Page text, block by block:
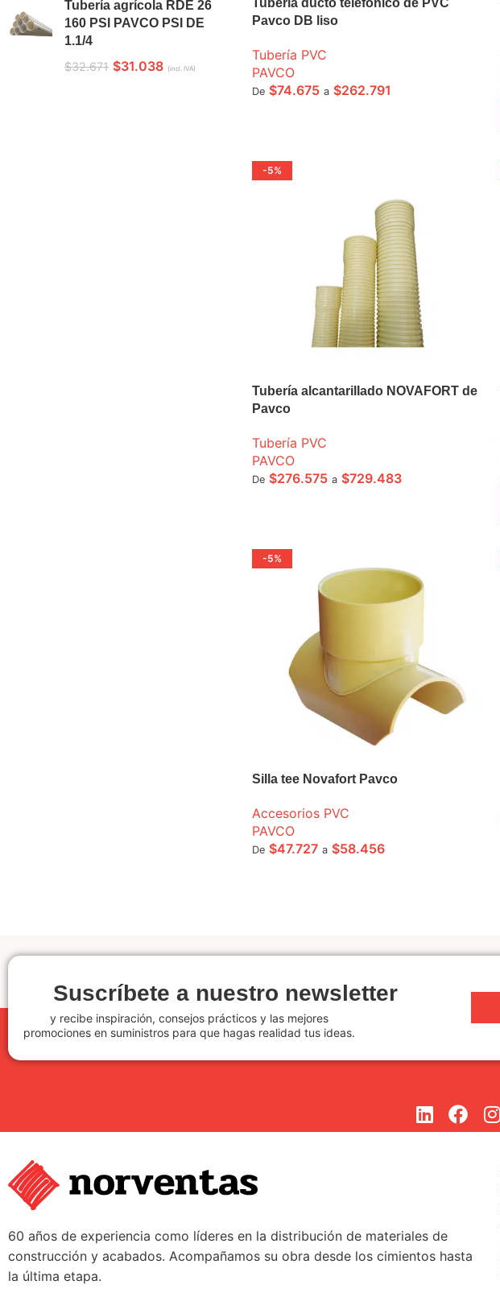
Tubería agrícola RDE 26
160 PSI PAVCO PSI DE
1.1/4
$32.671 $31.038 (incl. IVA)
Tubería ducto telefónico de PVC
Pavco DB liso
Tubería PVC
PAVCO
De $74.675 a $262.791
-5%
Tubería alcantarillado NOVAFORT de
Pavco
Tubería PVC
PAVCO
De $276.575 a $729.483
-5%
Silla tee Novafort Pavco
Accesorios PVC
PAVCO
De $47.727 a $58.456
Suscríbete a nuestro newsletter
y recibe inspiración, consejos prácticos y las mejores
promociones en suministros para que hagas realidad tus ideas.
60 años de experiencia como líderes en la distribución de materiales de
construcción y acabados. Acompañamos su obra desde los cimientos hasta
la última etapa.